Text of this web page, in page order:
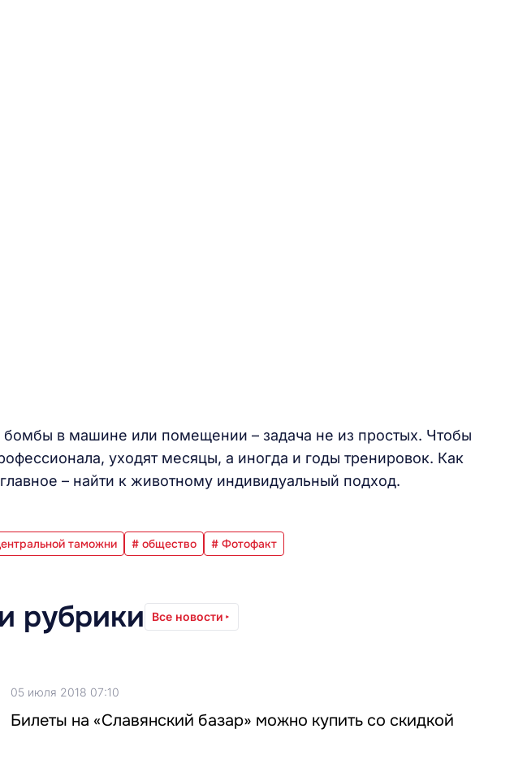
в машине или помещении – задача не из простых. Чтобы
уходят месяцы, а иногда и годы тренировок. Как
– найти к животному индивидуальный подход.
таможни # общество # Фотофакт
рубрики Все новости
05 июля 2018 07:10
Билеты на «Славянский базар» можно купить со скидкой